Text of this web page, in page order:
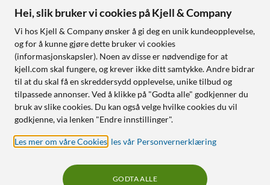
Følg oss
Handle fra:
Sverige
Norge
Hei, slik bruker vi cookies på Kjell & Company
Vi hos Kjell & Company ønsker å gi deg en unik kundeopplevelse,
og for å kunne gjøre dette bruker vi cookies
(informasjonskapsler). Noen av disse er nødvendige for at
kjell.com skal fungere, og krever ikke ditt samtykke. Andre bidrar
til at du skal få en skreddersydd opplevelse, unike tilbud og
tilpassede annonser. Ved å klikke på "Godta alle" godkjenner du
bruk av slike cookies. Du kan også velge hvilke cookies du vil
godkjenne, via lenken "Endre innstillinger".
Les mer om våre Cookies les vår Personvernerklæring
GODTA ALLE